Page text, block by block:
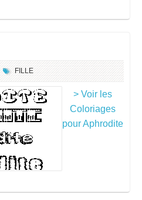
FILLE
> Voir les
Coloriages
pour Aphrodite